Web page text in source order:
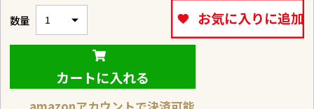
お気に入りに追加
カートに入れる